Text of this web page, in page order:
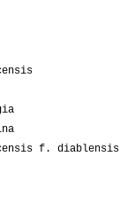
f. diablensis